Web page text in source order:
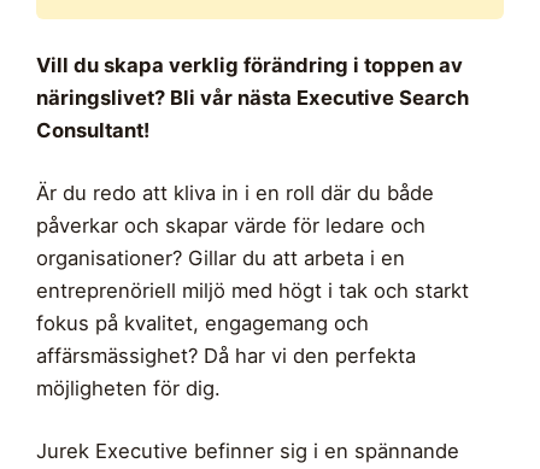
Vill du skapa verklig förändring i toppen av
näringslivet? Bli vår nästa Executive Search
Consultant!
Är du redo att kliva in i en roll där du både
påverkar och skapar värde för ledare och
organisationer? Gillar du att arbeta i en
entreprenöriell miljö med högt i tak och starkt
fokus på kvalitet, engagemang och
affärsmässighet? Då har vi den perfekta
möjligheten för dig.
Jurek Executive befinner sig i en spännande